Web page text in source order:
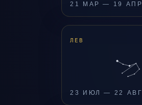
21 МАР — 19 АПР
ЛЕВ
23 ИЮЛ — 22 АВГ